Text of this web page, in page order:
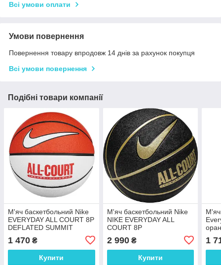
Всі умови оплати
Умови повернення
Повернення товару впродовж 14 днів за рахунок покупця
Всі умови повернення
Подібні товари компанії
М'яч баскетбольний Nike
EVERYDAY ALL COURT 8P
DEFLATED SUMMIT
1 470 ₴
Купити
М'яч баскетбольний Nike
NIKE EVERYDAY ALL
COURT 8P
2 990₴
Купити
М'яч
1